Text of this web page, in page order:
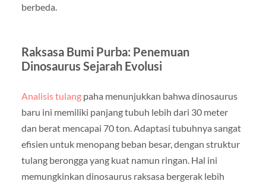
berbeda.
Raksasa Bumi Purba: Penemuan
Dinosaurus Sejarah Evolusi
Analisis tulangpaha menunjukkan bahwa dinosaurus
baru ini memiliki panjang tubuh lebih dari 30 meter
dan berat mencapai 70 ton. Adaptasi tubuhnya sangat
efisien untuk menopang beban besar, dengan struktur
tulang berongga yang kuat namun ringan. Hal ini
memungkinkan dinosaurus raksasa bergerak lebih